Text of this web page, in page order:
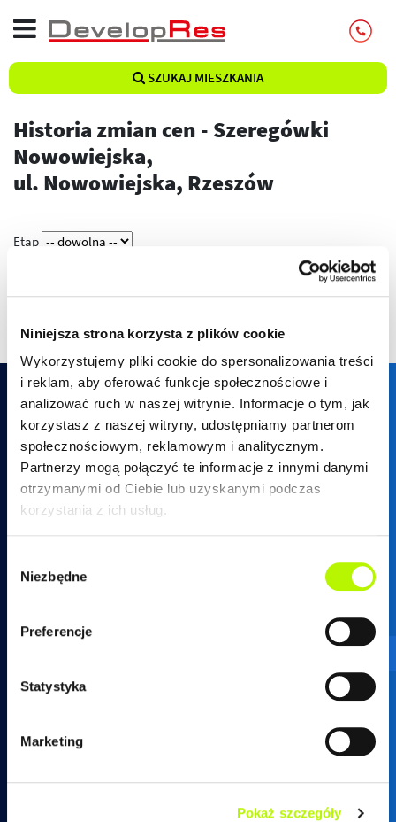
Niniejsza strona korzysta z plików cookie
Wykorzystujemy pliki cookie do spersonalizowania treści
i reklam, aby oferować funkcje społecznościowe i
analizować ruch w naszej witrynie. Informacje o tym, jak
korzystasz z naszej witryny, udostępniamy partnerom
społecznościowym, reklamowym i analitycznym.
Partnerzy mogą połączyć te informacje z innymi danymi
otrzymanymi od Ciebie lub uzyskanymi podczas
korzystania z ich usług.
zgody
Niezbędne
Preferencje
Statystyka
Marketing
Pokaż szczegóły
SZUKAJ MIESZKANIA
Historia zmian cen - Szeregówki
Nowowiejska,
ul. Nowowiejska, Rzeszów
Etap
17 250 26 37
tel.17 789 19 87